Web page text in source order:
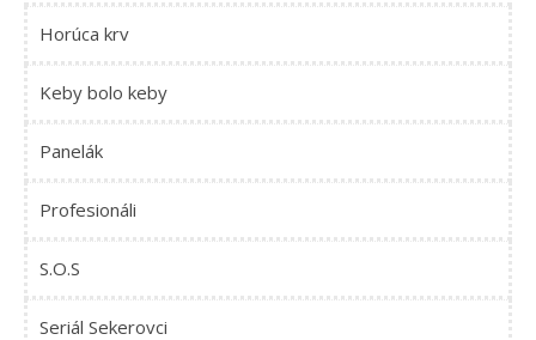
Horúca krv
Keby bolo keby
Panelák
Profesionáli
S.O.S
Seriál Sekerovci